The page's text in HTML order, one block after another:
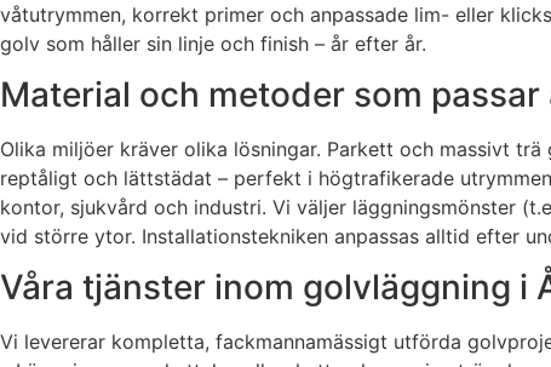
våtutrymmen, korrekt primer och anpassade lim- eller
golv som håller sin linje och finish – år efter år.
Material och metoder som
Olika miljöer kräver olika lösningar. Parkett och massivt
reptåligt och lättstädat – perfekt i högtrafikerade
kontor, sjukvård och industri. Vi väljer läggningsmönster
vid större ytor. Installationstekniken anpassas alltid efter
Våra tjänster inom golvläggning i
Vi levererar kompletta, fackmannamässigt utförda